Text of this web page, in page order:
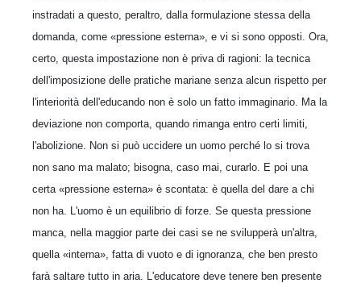
instradati a questo, peraltro, dalla formulazione stessa della
domanda, come «pressione esterna», e vi si sono opposti. Ora,
certo, questa impostazione non è priva di ragioni: la tecnica
dell'imposizione delle pratiche mariane senza alcun rispetto per
l'interiorità dell'educando non è solo un fatto immaginario. Ma la
deviazione non comporta, quando rimanga entro certi limiti,
l'abolizione. Non si può uccidere un uomo perché lo si trova
non sano ma malato; bisogna, caso mai, curarlo. E poi una
certa «pressione esterna» è scontata: è quella del dare a chi
non ha. L'uomo è un equilibrio di forze. Se questa pressione
manca, nella maggior parte dei casi se ne svilupperà un'altra,
quella «interna», fatta di vuoto e di ignoranza, che ben presto
farà saltare tutto in aria. L'educatore deve tenere ben presente